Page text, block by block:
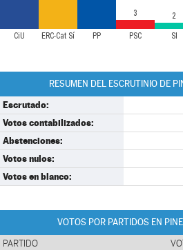
CiU ERC-Cat Sí PP PSC SI
3 2
RESUMEN DEL ESCRUTINIO DE
Escrutado:
Votos contabilizados:
Abstenciones:
Votos nulos:
Votos en blanco:
VOTOS POR PARTIDOS EN
PARTIDO